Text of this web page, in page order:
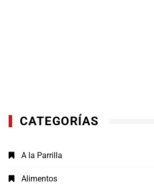
CATEGORÍAS
A la Parrilla
Alimentos